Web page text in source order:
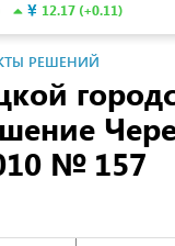
12.17 (+0.11)
РЕШЕНИЙ
№ 157